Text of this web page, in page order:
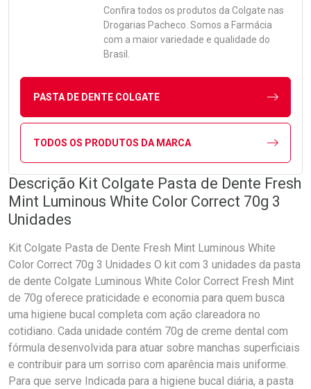
Confira todos os produtos da Colgate nas
Drogarias Pacheco. Somos a Farmácia
com a maior variedade e qualidade do
Brasil.
PASTA DE DENTE COLGATE
TODOS OS PRODUTOS DA MARCA
Descrição Kit Colgate Pasta de Dente Fresh
Mint Luminous White Color Correct 70g 3
Unidades
Kit Colgate Pasta de Dente Fresh Mint Luminous White
Color Correct 70g 3 Unidades O kit com 3 unidades da pasta
de dente Colgate Luminous White Color Correct Fresh Mint
de 70g oferece praticidade e economia para quem busca
uma higiene bucal completa com ação clareadora no
cotidiano. Cada unidade contém 70g de creme dental com
fórmula desenvolvida para atuar sobre manchas superficiais
e contribuir para um sorriso com aparência mais uniforme.
Para que serve Indicada para a higiene bucal diária, a pasta